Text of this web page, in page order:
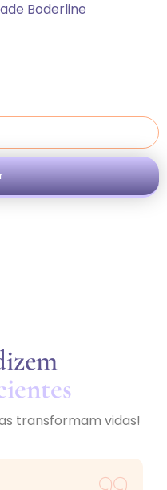
Boderline
transformam vidas!